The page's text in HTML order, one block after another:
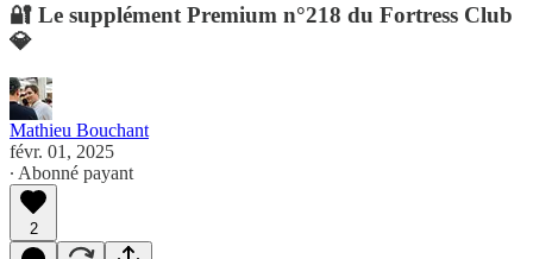
🔐 Le supplément Premium n°218 du Fortress Club
💎
Mathieu Bouchant
févr. 01, 2025
∙ Abonné payant
2